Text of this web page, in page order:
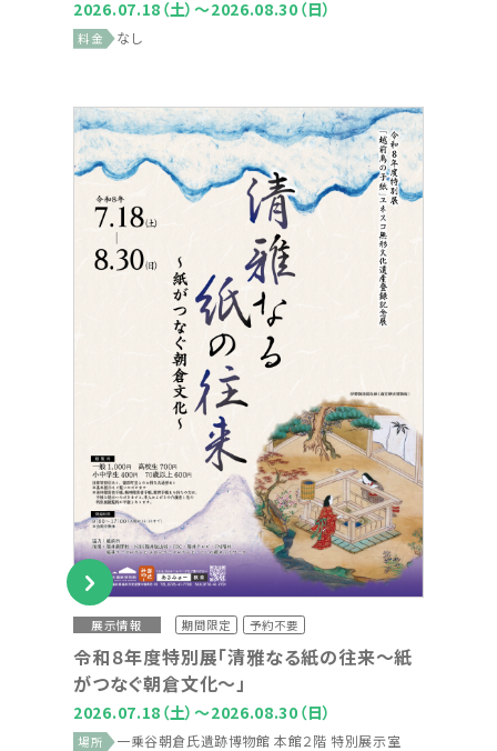
トピックス
デジタルアーカイブ Digital Archive
その他のご案内
2026.07.18 （土）～2026.08.30 （日）
料金 なし
展示情報 期間限定 予約不要
令和８年度特別展「清雅なる紙の往来～紙
がつなぐ朝倉文化～」
2026.07.18 （土）～2026.08.30 （日）
場所 一乗谷朝倉氏遺跡博物館 本館２階 特別展示室